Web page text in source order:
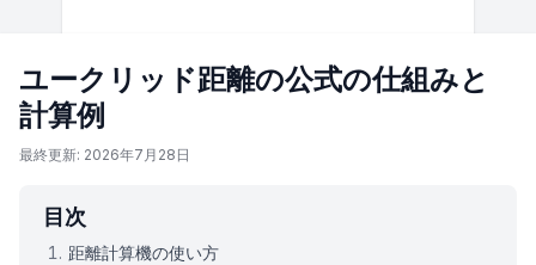
ユークリッド距離の公式の仕組みと
計算例
最終更新: 2026年7月28日
目次
距離計算機の使い方